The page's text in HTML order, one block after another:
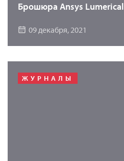
Брошюра Ansys Lumerical
09 декабря, 2021
ЖУРНАЛЫ